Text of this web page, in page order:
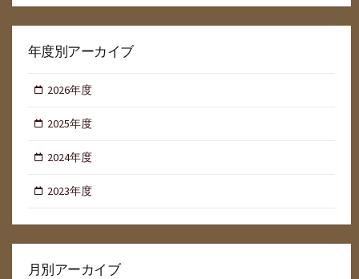
年度別アーカイブ
2026年度
2025年度
2024年度
2023年度
月別アーカイブ